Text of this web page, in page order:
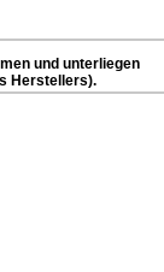
und unterliegen
Herstellers).